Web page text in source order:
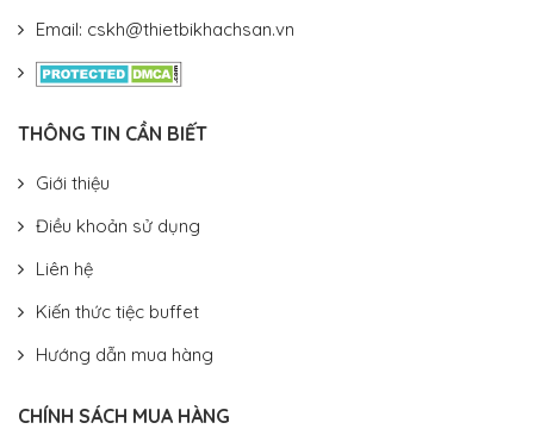
Email: cskh@thietbikhachsan.vn
THÔNG TIN CẦN BIẾT
Giới thiệu
Điều khoản sử dụng
Liên hệ
Kiến thức tiệc buffet
Hướng dẫn mua hàng
CHÍNH SÁCH MUA HÀNG